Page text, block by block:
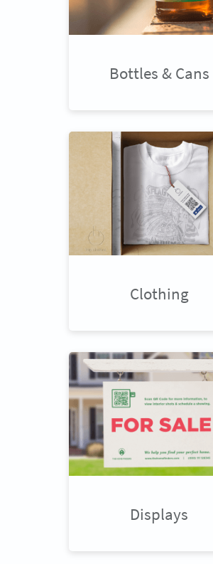
Bottles & Cans
Clothing
Displays